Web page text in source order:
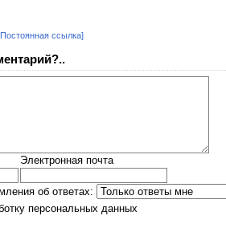
ссылка]
Электронная почта
об ответах:
персональных данных